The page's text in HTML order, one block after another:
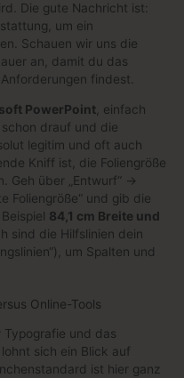
Die gute Nachricht ist:
um ein
Schauen wir uns die
an, damit du das
findest.
PowerPoint , einfach
drauf und die
legitim und oft auch
Kniff ist, die Foliengröße
Geh über „Entwurf“ ->
Foliengröße“ und gib die
84,1 cm Breite und
sind die Hilfslinien dein
um Spalten und
Online-Tools
Typografie und das
sich ein Blick auf
ist hier ganz